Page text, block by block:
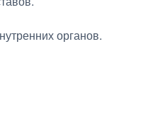
органов.